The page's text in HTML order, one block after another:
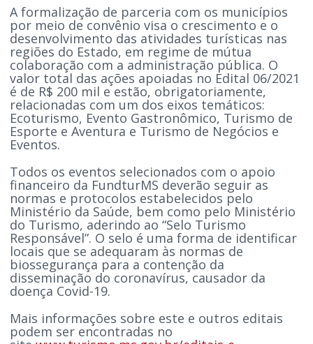
A formalização de parceria com os municípios
por meio de convênio visa o crescimento e o
desenvolvimento das atividades turísticas nas
regiões do Estado, em regime de mútua
colaboração com a administração pública. O
valor total das ações apoiadas no Edital 06/2021
é de R$ 200 mil e estão, obrigatoriamente,
relacionadas com um dos eixos temáticos:
Ecoturismo, Evento Gastronômico, Turismo de
Esporte e Aventura e Turismo de Negócios e
Eventos.
Todos os eventos selecionados com o apoio
financeiro da FundturMS deverão seguir as
normas e protocolos estabelecidos pelo
Ministério da Saúde, bem como pelo Ministério
do Turismo, aderindo ao “Selo Turismo
Responsável”. O selo é uma forma de identificar
locais que se adequaram às normas de
biossegurança para a contenção da
disseminação do coronavírus, causador da
doença Covid-19.
Mais informações sobre este e outros editais
podem ser encontradas no